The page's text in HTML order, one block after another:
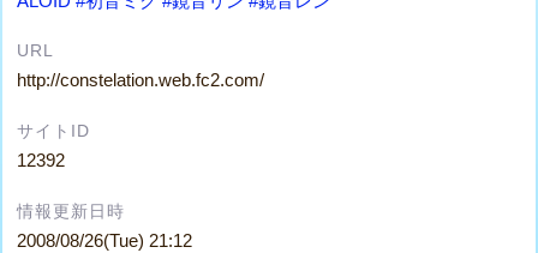
URL
http://constelation.web.fc2.com/
サイトID
12392
情報更新日時
2008/08/26(Tue) 21:12